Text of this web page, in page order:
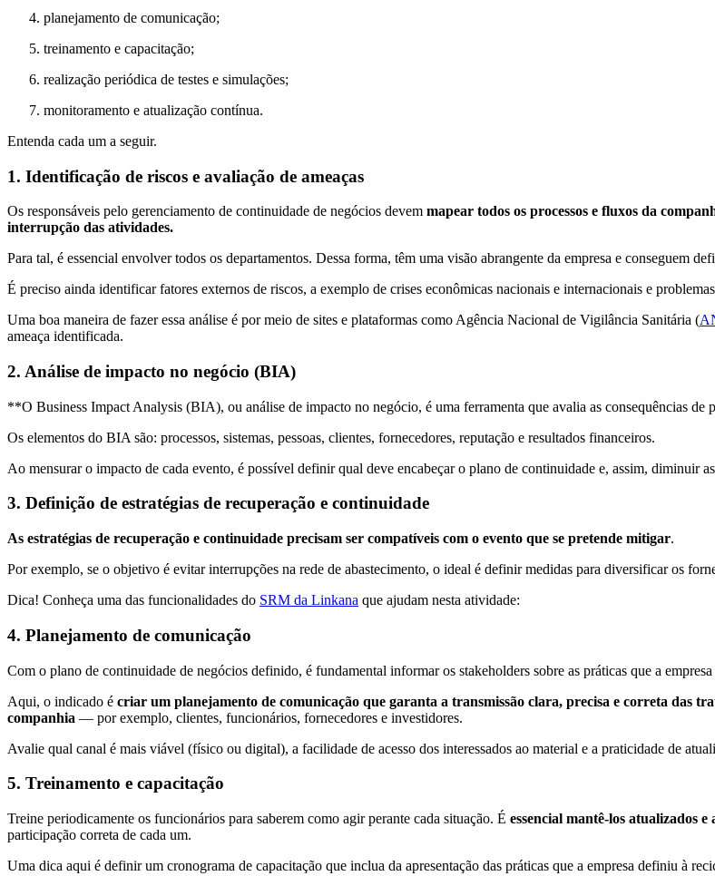
planejamento de comunicação;
treinamento e capacitação;
realização periódica de testes e simulações;
monitoramento e atualização contínua.
Entenda cada um a seguir.
1. Identificação de riscos e avaliação de ameaças
Os responsáveis pelo gerenciamento de continuidade de negócios devem mapear todos os processos e fluxos da
interrupção das atividades.
Para tal, é essencial envolver todos os departamentos. Dessa forma, têm uma visão abrangente da empresa e conseguem
É preciso ainda identificar fatores externos de riscos, a exemplo de crises econômicas nacionais e internacionais e
Uma boa maneira de fazer essa análise é por meio de sites e plataformas como Agência Nacional de Vigilância Sanitária (
ameaça identificada.
2. Análise de impacto no negócio (BIA)
**O Business Impact Analysis (BIA), ou análise de impacto no negócio, é uma ferramenta que avalia as consequências
Os elementos do BIA são: processos, sistemas, pessoas, clientes, fornecedores, reputação e resultados financeiros.
Ao mensurar o impacto de cada evento, é possível definir qual deve encabeçar o plano de continuidade e, assim, diminuir
3. Definição de estratégias de recuperação e continuidade
As estratégias de recuperação e continuidade precisam ser compatíveis com o evento que se pretende mitigar.
Por exemplo, se o objetivo é evitar interrupções na rede de abastecimento, o ideal é definir medidas para diversificar os
Dica! Conheça uma das funcionalidades do SRM da Linkana que ajudam nesta atividade:
4. Planejamento de comunicação
Com o plano de continuidade de negócios definido, é fundamental informar os stakeholders sobre as práticas que a
Aqui, o indicado é criar um planejamento de comunicação que garanta a transmissão clara, precisa e correta das
companhia — por exemplo, clientes, funcionários, fornecedores e investidores.
Avalie qual canal é mais viável (físico ou digital), a facilidade de acesso dos interessados ao material e a praticidade de
5. Treinamento e capacitação
Treine periodicamente os funcionários para saberem como agir perante cada situação. É essencial mantê-los atualizados e
participação correta de cada um.
Uma dica aqui é definir um cronograma de capacitação que inclua da apresentação das práticas que a empresa definiu à